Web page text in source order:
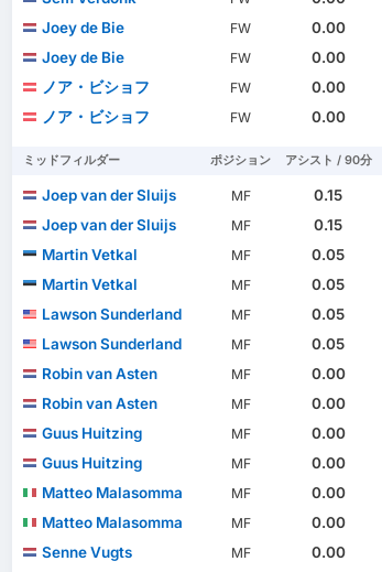
Joey de Bie
FW
0.00
Joey de Bie
FW
0.00
ノア・ビショフ
FW
0.00
ノア・ビショフ
FW 0.00
ミッドフィルダー ポジション アシスト / 90分
Joep van der Sluijs MF
0.15
Joep van der Sluijs
MF
0.15
Martin Vetkal
MF
0.05
Martin Vetkal
MF
0.05
Lawson Sunderland
MF
0.05
Lawson Sunderland
MF
0.05
Robin van Asten
MF
0.00
Robin van Asten
MF
0.00
Guus Huitzing
MF
0.00
Guus Huitzing
MF
0.00
Matteo Malasomma
MF
0.00
Matteo Malasomma
MF
0.00
Senne Vugts
MF
0.00